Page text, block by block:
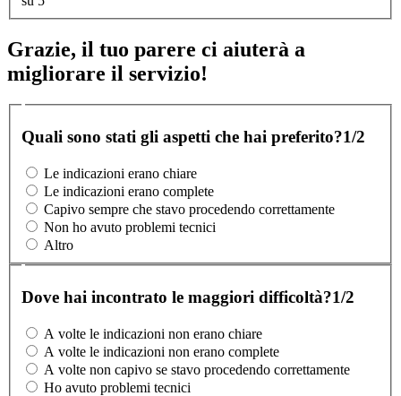
Grazie, il tuo parere ci aiuterà a
migliorare il servizio!
Quali sono stati gli aspetti che hai preferito?1/2
Le indicazioni erano chiare
Le indicazioni erano complete
Capivo sempre che stavo procedendo correttamente
Non ho avuto problemi tecnici
Altro
Dove hai incontrato le maggiori difficoltà?1/2
A volte le indicazioni non erano chiare
A volte le indicazioni non erano complete
A volte non capivo se stavo procedendo correttamente
Ho avuto problemi tecnici